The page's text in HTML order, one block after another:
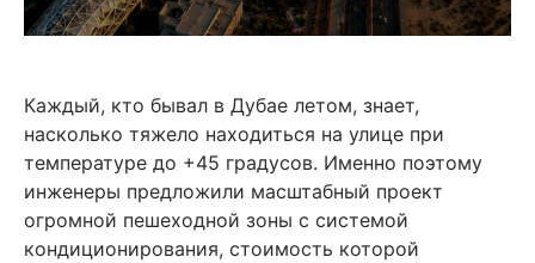
Каждый, кто бывал в Дубае летом, знает,
насколько тяжело находиться на улице при
температуре до +45 градусов. Именно поэтому
инженеры предложили масштабный проект
огромной пешеходной зоны с системой
кондиционирования, стоимость которой